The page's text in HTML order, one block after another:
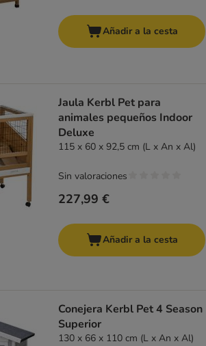
Añadir a la cesta
Jaula Kerbl Pet para
animales pequeños Indoor
Deluxe
115 x 60 x 92,5 cm (L x An x Al)
227,99 €
Sin valoraciones
Añadir a la cesta
Conejera Kerbl Pet 4 Season
Superior
130 x 66 x 110 cm (L x An x Al)